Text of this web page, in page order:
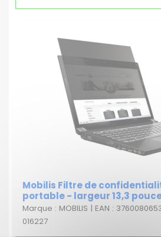
Mobilis Filtre de
portable - largeur 13,3
Marque : MOBILIS | EAN :
016227